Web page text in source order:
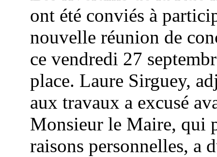
ont été conviés à
nouvelle réunion de
ce vendredi 27
place. Laure Sirguey,
aux travaux a excusé
Monsieur le Maire, qui
raisons personnelles, a